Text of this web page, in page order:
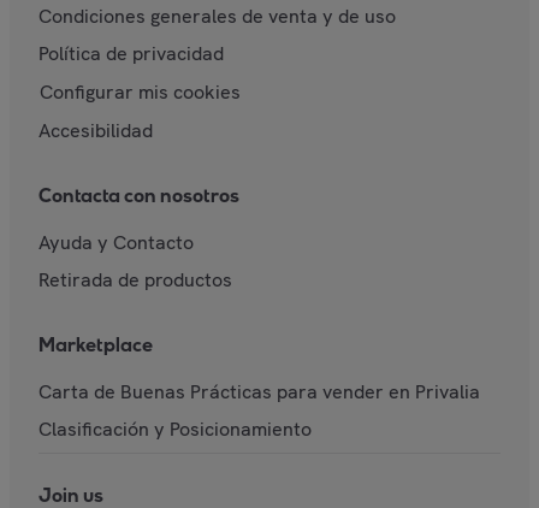
Condiciones generales de venta y de uso
Política de privacidad
Configurar mis cookies
Accesibilidad
Contacta con nosotros
Ayuda y Contacto
Retirada de productos
Marketplace
Carta de Buenas Prácticas para vender en Privalia
Clasificación y Posicionamiento
Join us